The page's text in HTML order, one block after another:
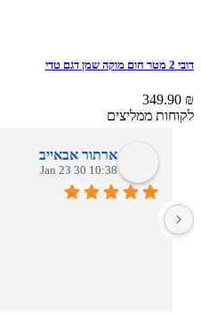
דובי 2 מטר חום מוקה שמן דגם טדי
₪
לקוחות ממליצים
ארתור אבאייב
10:38 30 Jan 23